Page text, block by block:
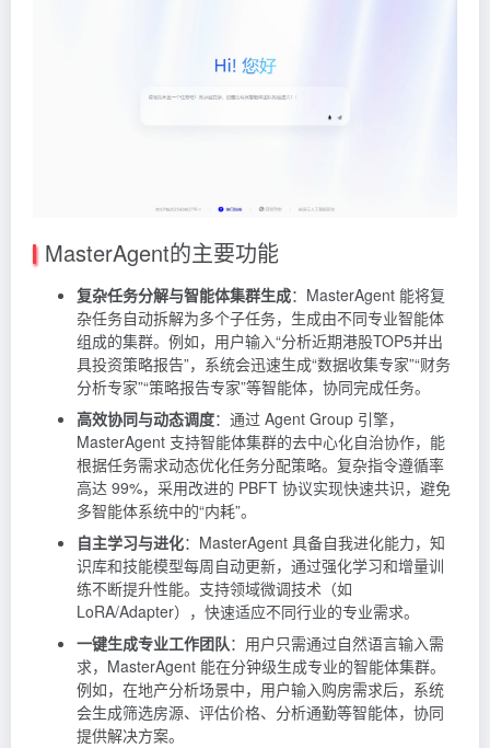
MasterAgent的主要功能
复杂任务分解与智能体集群生成：MasterAgent 能将复
杂任务自动拆解为多个子任务，生成由不同专业智能体
组成的集群。例如，用户输入“分析近期港股TOP5并出
具投资策略报告”，系统会迅速生成“数据收集专家”“财务
分析专家”“策略报告专家”等智能体，协同完成任务。
高效协同与动态调度：通过 Agent Group 引擎，
MasterAgent 支持智能体集群的去中心化自治协作，能
根据任务需求动态优化任务分配策略。复杂指令遵循率
高达 99%，采用改进的 PBFT 协议实现快速共识，避免
多智能体系统中的“内耗”。
自主学习与进化：MasterAgent 具备自我进化能力，知
识库和技能模型每周自动更新，通过强化学习和增量训
练不断提升性能。支持领域微调技术（如
LoRA/Adapter），快速适应不同行业的专业需求。
一键生成专业工作团队：用户只需通过自然语言输入需
求，MasterAgent 能在分钟级生成专业的智能体集群。
例如，在地产分析场景中，用户输入购房需求后，系统
会生成筛选房源、评估价格、分析通勤等智能体，协同
提供解决方案。